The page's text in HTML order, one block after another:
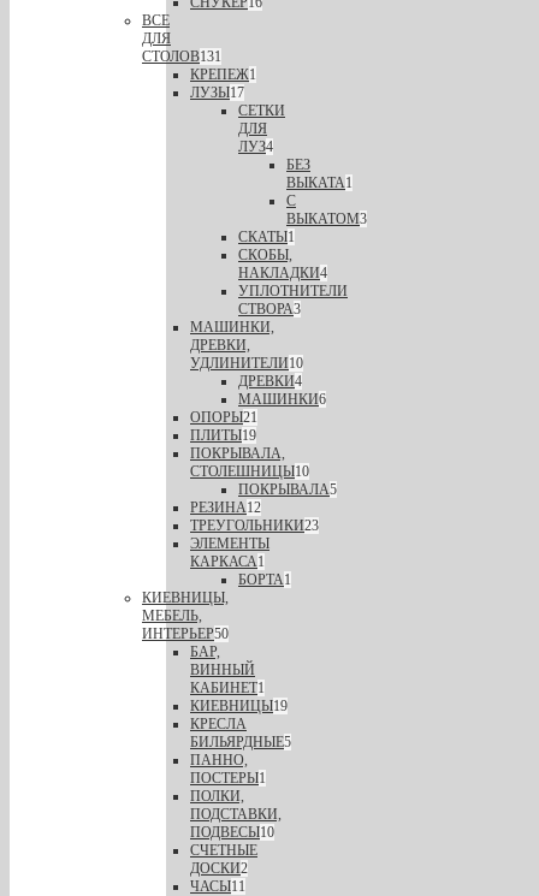
ВСЕ
ДЛЯ
СТОЛОВ131
КРЕПЕЖ1
ЛУЗЫ17
СЕТКИ
ДЛЯ
ЛУЗ4
БЕЗ
ВЫКАТА1
С
ВЫКАТОМ3
СКАТЫ1
СКОБЫ,
НАКЛАДКИ4
УПЛОТНИТЕЛИ
СТВОРА3
МАШИНКИ,
ДРЕВКИ,
УДЛИНИТЕЛИ10
ДРЕВКИ4
МАШИНКИ6
ОПОРЫ21
ПЛИТЫ19
ПОКРЫВАЛА,
СТОЛЕШНИЦЫ10
ПОКРЫВАЛА5
РЕЗИНА12
ТРЕУГОЛЬНИКИ23
ЭЛЕМЕНТЫ
КАРКАСА1
БОРТА1
КИЕВНИЦЫ,
МЕБЕЛЬ,
ИНТЕРЬЕР50
БАР,
ВИННЫЙ
КАБИНЕТ1
КИЕВНИЦЫ19
КРЕСЛА
БИЛЬЯРДНЫЕ5
ПАННО,
ПОСТЕРЫ1
ПОЛКИ,
ПОДСТАВКИ,
ПОДВЕСЫ10
СЧЕТНЫЕ
ДОСКИ2
ЧАСЫ11